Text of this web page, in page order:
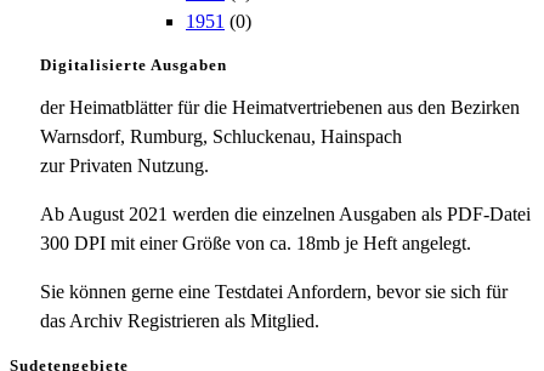
1951 (0)
Digitalisierte Ausgaben
der Heimatblätter für die Heimatvertriebenen aus den Bezirken
Warnsdorf, Rumburg, Schluckenau, Hainspach
zur Privaten Nutzung.
Ab August 2021 werden die einzelnen Ausgaben als PDF-Datei
300 DPI mit einer Größe von ca. 18mb je Heft angelegt.
Sie können gerne eine Testdatei Anfordern, bevor sie sich für
das Archiv Registrieren als Mitglied.
Sudetengebiete